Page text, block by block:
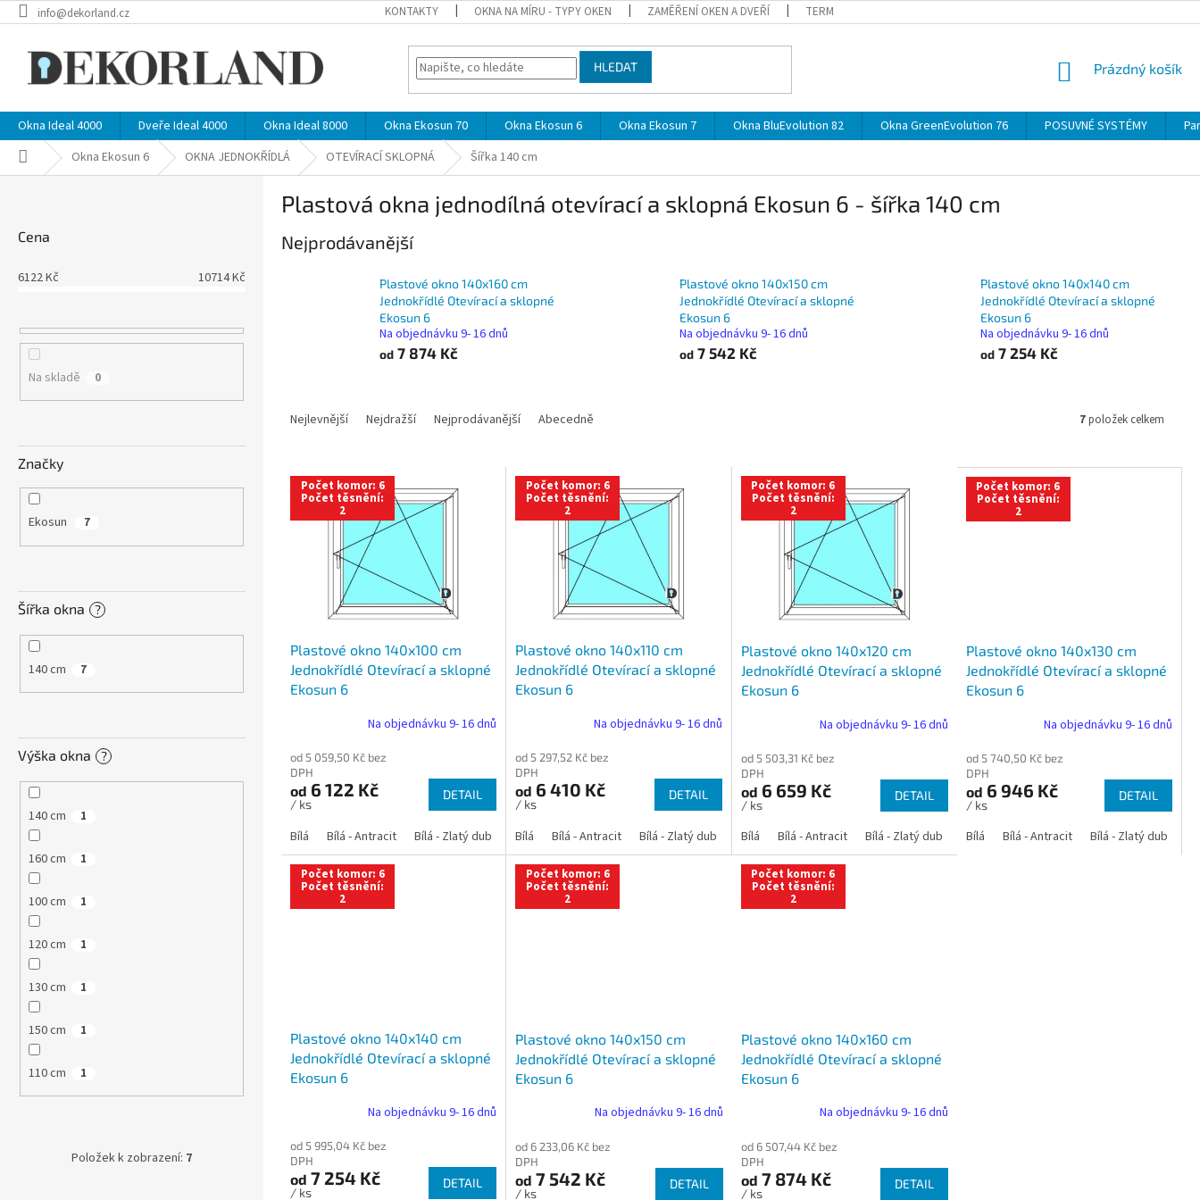
Přejít
na
info@dekorland.cz KONTAKTY OKNA NA MÍRU - TYPY OKEN ZAMĚŘENÍ OKEN A DVEŘÍ TERMÍNY
HLEDAT
NÁKUPNÍ
Prázdný košík
Okna Ideal 4000 Dveře Ideal 4000 Okna Ideal 8000 Okna Ekosun 70 Okna Ekosun 6 Okna Ekosun 7 Okna BluEvolution 82 Okna GreenEvolution 76 POSUVNÉ SYSTÉMY
Domů Okna Ekosun 6 OKNA JEDNOKŘÍDLÁ OTEVÍRACÍ SKLOPNÁ Šířka 140 cm
Cena
6122Kč 10714Kč
Na skladě 0
Značky
Ekosun 7
Šířka okna ?
140 cm 7
Výška okna ?
140 cm 1
160 cm 1
100 cm 1
120 cm 1
130 cm 1
150 cm 1
110 cm 1
Položek k zobrazení: 7
Plastová okna jednodílná otevírací a sklopná Ekosun 6 - šířka 140 cm
Nejprodávanější
Plastové okno 140x160 cm
Jednokřídlé Otevírací a sklopné
Ekosun 6
Na objednávku 9- 16 dnů
od 7 874 Kč
Plastové okno 140x150 cm
Jednokřídlé Otevírací a sklopné
Ekosun 6
Na objednávku 9- 16 dnů
od 7 542 Kč
Plastové okno 140x140 cm
Jednokřídlé Otevírací a sklopné
Ekosun 6
Na objednávku 9- 16 dnů
od7 254 Kč
n
p
Nejlevnější Nejdražší Nejprodávanější Abecedně 7položek celkem
V
p
Počet komor: 6
Počet těsnění:
2
Plastové okno 140x100 cm
Jednokřídlé Otevírací a sklopné
Ekosun 6
Na objednávku 9- 16 dnů
od 5 059,50 Kč bez
DPH
od 6 122 Kč
/ ks
DETAIL
Bílá Bílá - Antracit Bílá - Zlatý dub Bílá - Tmavý dub Bílá - Ořech Bílá - Mahagon Antracit Zlatý dub Tmavý dub Ořech Mahagon
Počet komor: 6
Počet těsnění:
2
Plastové okno 140x110 cm
Jednokřídlé Otevírací a sklopné
Ekosun 6
Na objednávku 9- 16 dnů
od 5 297,52 Kč bez
DPH
od 6 410 Kč
/ ks
DETAIL
Bílá Bílá - Antracit Bílá - Zlatý dub Bílá - Tmavý dub Bílá - Ořech Bílá - Mahagon Antracit Zlatý dub Tmavý dub
Počet komor: 6
Počet těsnění:
2
Plastové okno 140x120 cm
Jednokřídlé Otevírací a sklopné
Ekosun 6
Na objednávku 9- 16 dnů
od 5 503,31 Kč bez
DPH
od 6 659 Kč
/ ks
DETAIL
Bílá Bílá - Antracit Bílá - Zlatý dub Bílá - Tmavý dub Bílá - Ořech Bílá -
Počet komor: 6
Počet těsnění:
2
Plastové okno 140x130 cm
Jednokřídlé Otevírací a sklopné
Ekosun 6
Na objednávku 9- 16 dnů
od 5 740,50 Kč bez
DPH
od 6 946 Kč
/ ks
DETAIL
Bílá Bílá - Antracit Bílá - Zlatý dub
Počet komor: 6
Počet těsnění:
2
Plastové okno 140x140 cm
Jednokřídlé Otevírací a sklopné
Ekosun 6
Na objednávku 9- 16 dnů
od 5 995,04 Kč bez
DPH
od 7 254 Kč
/ ks
DETAIL
Počet komor: 6
Počet těsnění:
2
Plastové okno 140x150 cm
Jednokřídlé Otevírací a sklopné
Ekosun 6
Na objednávku 9- 16 dnů
od 6 233,06 Kč bez
DPH
od 7 542 Kč
/ ks
DETAIL
Počet komor: 6
Počet těsnění:
2
Plastové okno 140x160 cm
Jednokřídlé Otevírací a sklopné
Ekosun 6
Na objednávku 9- 16 dnů
od 6 507,44 Kč bez
DPH
od 7 874 Kč
/ ks
DETAIL